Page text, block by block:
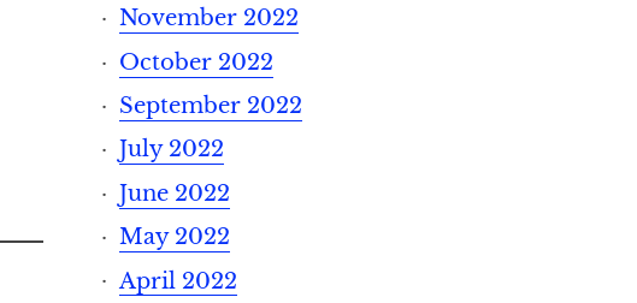
November 2022
October 2022
September 2022
July 2022
June 2022
May 2022
April 2022